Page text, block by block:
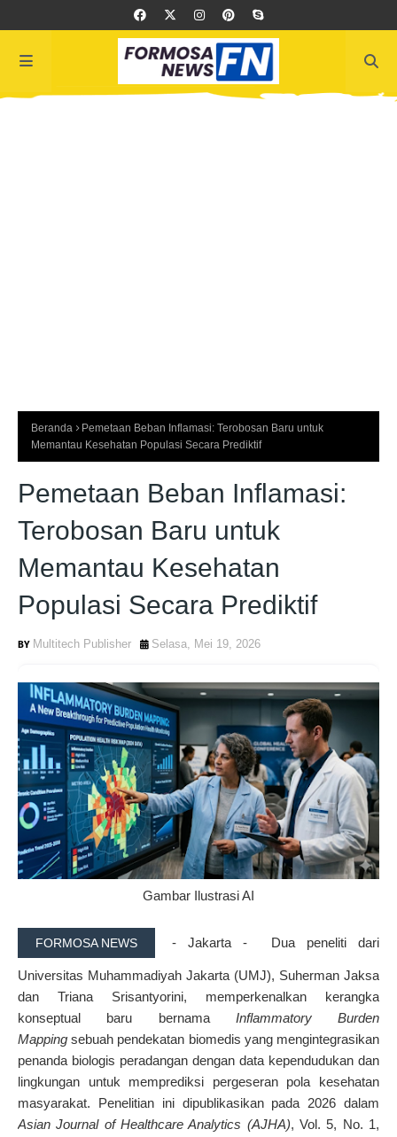
Beranda
Pemetaan Beban Inflamasi: Terobosan Baru untuk
Memantau Kesehatan Populasi Secara Prediktif
Pemetaan Beban Inflamasi:
Terobosan Baru untuk
Memantau Kesehatan
Populasi Secara Prediktif
Multitech Publisher Selasa, Mei 19, 2026
Gambar Ilustrasi AI
FORMOSA NEWS - Jakarta - Dua peneliti dari
Universitas Muhammadiyah Jakarta (UMJ), Suherman Jaksa
dan Triana Srisantyorini, memperkenalkan kerangka
konseptual baru bernama Inflammatory Burden
Mapping sebuah pendekatan biomedis yang mengintegrasikan
penanda biologis peradangan dengan data kependudukan dan
lingkungan untuk memprediksi pergeseran pola kesehatan
masyarakat. Penelitian ini dipublikasikan pada 2026 dalam
Asian Journal of Healthcare Analytics (AJHA), Vol. 5, No. 1,